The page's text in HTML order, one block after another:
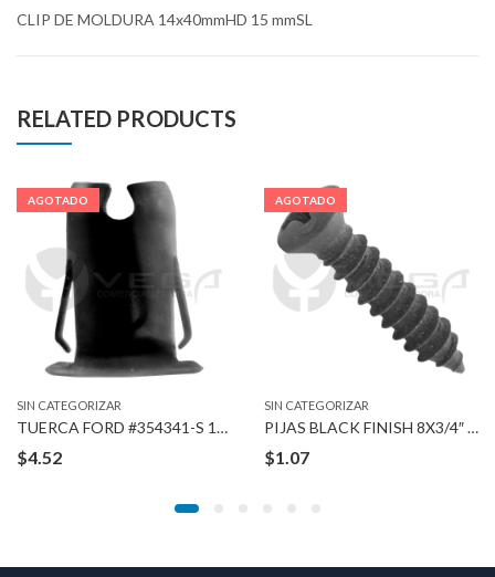
CLIP DE MOLDURA 14x40mmHD 15 mmSL
RELATED PRODUCTS
AGOTADO
SIN CATEGORIZAR
TUERCA FORD #354341-S 1/4″ STUD
$4.52
AGOTADO
SIN CATEGORIZAR
PIJAS BLACK FINISH 8X3/4″ #6
$1.07